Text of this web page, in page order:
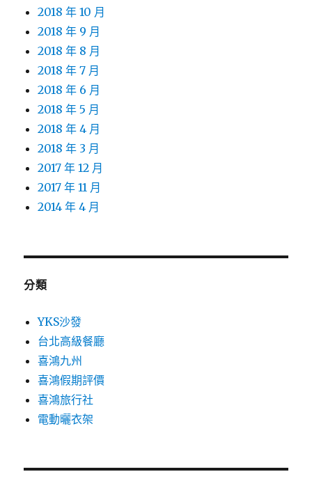
2018 年 10 月
2018 年 9 月
2018 年 8 月
2018 年 7 月
2018 年 6 月
2018 年 5 月
2018 年 4 月
2018 年 3 月
2017 年 12 月
2017 年 11 月
2014 年 4 月
分類
YKS沙發
台北高級餐廳
喜鴻九州
喜鴻假期評價
喜鴻旅行社
電動曬衣架